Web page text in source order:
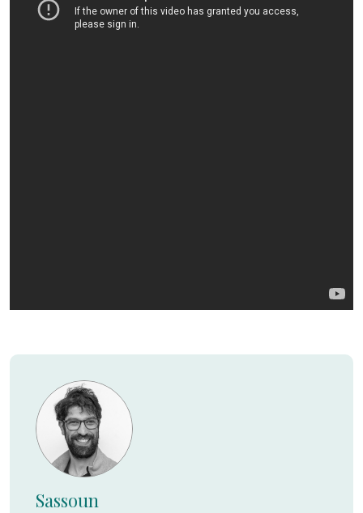
Sassoun